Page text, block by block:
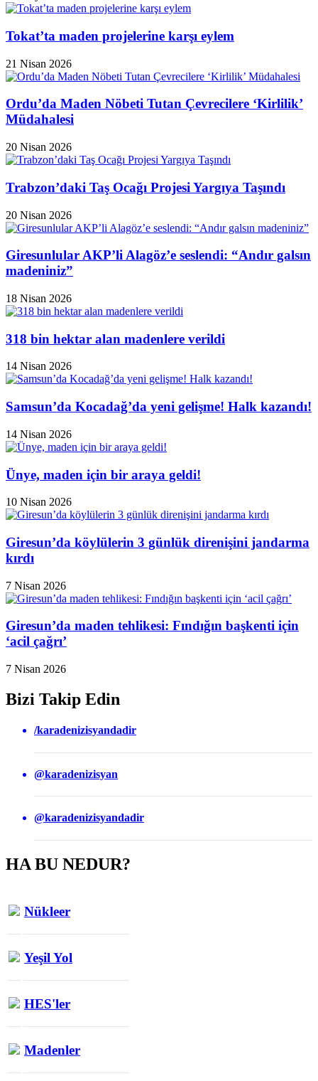
Tokat’ta maden projelerine karşı eylem
21 Nisan 2026
Ordu’da Maden Nöbeti Tutan Çevrecilere ‘Kirlilik’
Müdahalesi
20 Nisan 2026
Trabzon’daki Taş Ocağı Projesi Yargıya Taşındı
20 Nisan 2026
Giresunlular AKP’li Alagöz’e seslendi: “Andır galsın
madeniniz”
18 Nisan 2026
318 bin hektar alan madenlere verildi
14 Nisan 2026
Samsun’da Kocadağ’da yeni gelişme! Halk kazandı!
14 Nisan 2026
Ünye, maden için bir araya geldi!
10 Nisan 2026
Giresun’da köylülerin 3 günlük direnişini jandarma
kırdı
7 Nisan 2026
Giresun’da maden tehlikesi: Fındığın başkenti için
‘acil çağrı’
7 Nisan 2026
Bizi Takip Edin
/karadenizisyandadir
@karadenizisyan
@karadenizisyandadir
HA BU NEDUR?
Nükleer
Yeşil Yol
HES'ler
Madenler